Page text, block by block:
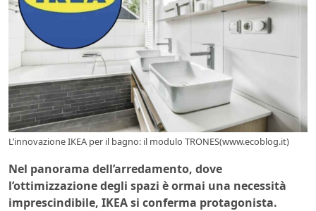
L’innovazione IKEA per il bagno: il modulo TRONES(www.ecoblog.it)
Nel panorama dell’arredamento, dove
l’ottimizzazione degli spazi è ormai una necessità
imprescindibile, IKEA si conferma protagonista.